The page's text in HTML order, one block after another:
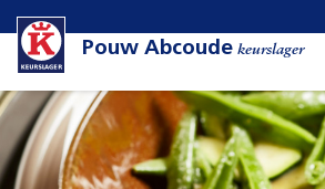
Pouw Abcoudekeurslager